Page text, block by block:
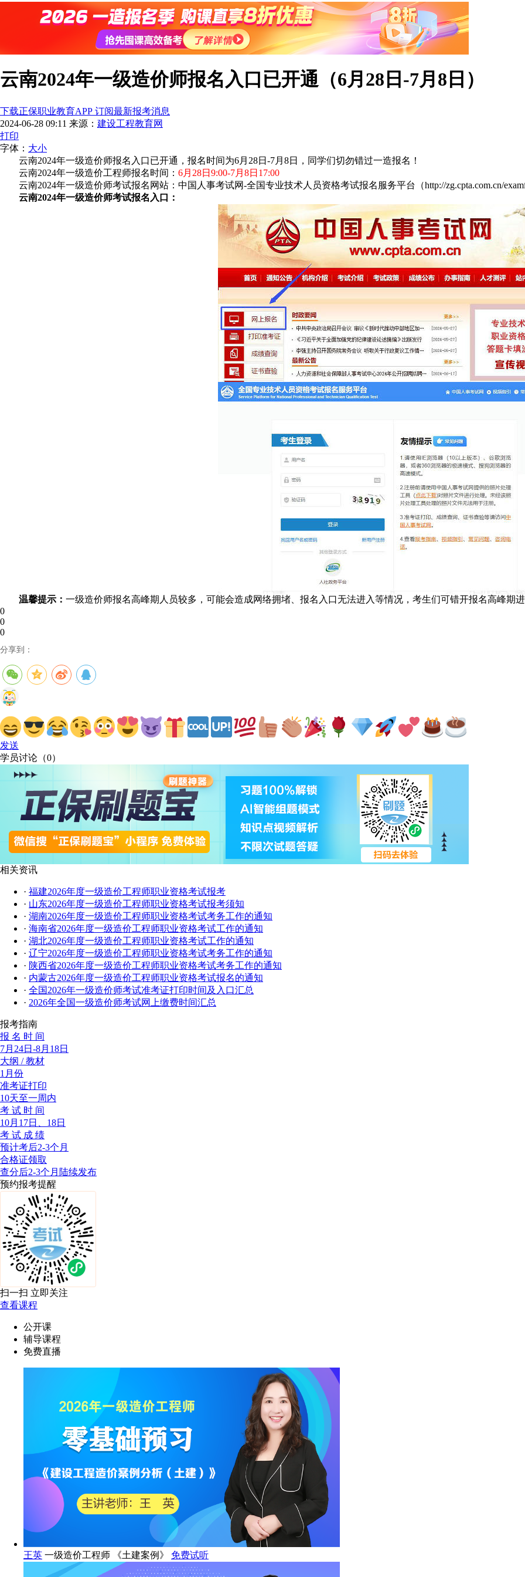
云南2024年一级造价师报名入口已开通（6月28日-7月8日）
下载正保职业教育APP 订阅最新报考消息
2024-06-28 09:11 来源： 建设工程教育网
打印
字体： 大小
云南2024年一级造价师报名入口已开通，报名时间为6月28日-7月8日，同学们切勿错过一造报名！
云南2024年一级造价工程师报名时间： 6月28日9:00-7月8日17:00
云南2024年一级造价师考试报名网站：中国人事考试网-全国专业技术人员资格考试报名服务平台（http://zg.cpta.com.cn/
云南2024年一级造价师考试报名入口：
温馨提示： 一级造价师报名高峰期人员较多，可能会造成网络拥堵、报名入口无法进入等情况，考生们可错开报名高峰期进
0
0
0
分享到：
发送
学员讨论（0）
相关资讯
· 福建2026年度一级造价工程师职业资格考试报考
· 山东2026年度一级造价工程师职业资格考试报考须知
· 湖南2026年度一级造价工程师职业资格考试考务工作的通知
· 海南省2026年度一级造价工程师职业资格考试工作的通知
· 湖北2026年度一级造价工程师职业资格考试工作的通知
· 辽宁2026年度一级造价工程师职业资格考试考务工作的通知
· 陕西省2026年度一级造价工程师职业资格考试考务工作的通知
· 内蒙古2026年度一级造价工程师职业资格考试报名的通知
· 全国2026年一级造价师考试准考证打印时间及入口汇总
· 2026年全国一级造价师考试网上缴费时间汇总
报考指南
报 名 时 间
7月24日-8月18日
大纲 / 教材
1月份
准考证打印
10天至一周内
考 试 时 间
10月17日、18日
考 试 成 绩
预计考后2-3个月
合格证领取
查分后2-3个月陆续发布
预约报考提醒
扫一扫 立即关注
查看课程
公开课
辅导课程
免费直播
王英 一级造价工程师 《土建案例》 免费试听